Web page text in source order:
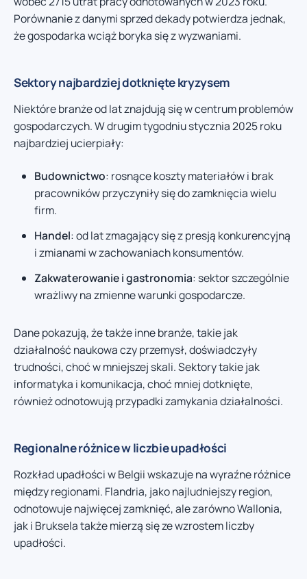
Porównanie z danymi sprzed dekady potwierdza jednak,
że gospodarka wciąż boryka się z wyzwaniami.
Sektory najbardziej dotknięte kryzysem
Niektóre branże od lat znajdują się w centrum problemów
gospodarczych. W drugim tygodniu stycznia 2025 roku
najbardziej ucierpiały:
Budownictwo: rosnące koszty materiałów i brak
pracowników przyczyniły się do zamknięcia wielu
firm.
Handel: od lat zmagający się z presją konkurencyjną
i zmianami w zachowaniach konsumentów.
Zakwaterowanie i gastronomia: sektor szczególnie
wrażliwy na zmienne warunki gospodarcze.
Dane pokazują, że także inne branże, takie jak
działalność naukowa czy przemysł, doświadczyły
trudności, choć w mniejszej skali. Sektory takie jak
informatyka i komunikacja, choć mniej dotknięte,
również odnotowują przypadki zamykania działalności.
Regionalne różnice w liczbie upadłości
Rozkład upadłości w Belgii wskazuje na wyraźne różnice
między regionami. Flandria, jako najludniejszy region,
odnotowuje najwięcej zamknięć, ale zarówno Wallonia,
jak i Bruksela także mierzą się ze wzrostem liczby
upadłości.